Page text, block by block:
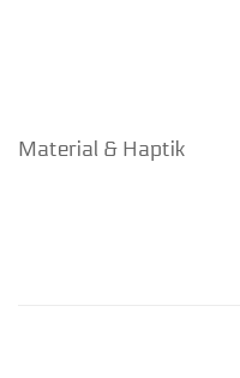
Material & Haptik